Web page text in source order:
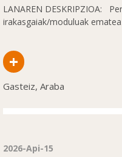
LANAREN DESKRIPZIOA:
irakasgaiak/moduluak
+
Gasteiz, Araba
2026-Api-15